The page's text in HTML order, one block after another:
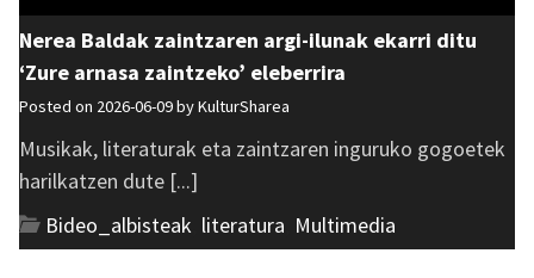
Nerea Baldak zaintzaren argi-ilunak ekarri ditu
‘Zure arnasa zaintzeko’ eleberrira
Posted on 2026-06-09 byKulturSharea
Musikak, literaturak eta zaintzaren inguruko gogoetek
harilkatzen dute [...]
Bideo_albisteak literatura Multimedia